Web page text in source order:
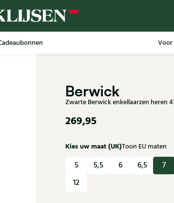
Voor
Gratis
Berwick
Zwarte Berwick enkellaarzen heren
269,95
Kies uw maat (UK)Toon EU maten
5 5,5 6 6,5 7
12